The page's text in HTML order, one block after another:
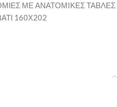
ΜΕ ΑΝΑΤΟΜIΚΕΣ ΤΑΒΛΕΣ
160Χ202